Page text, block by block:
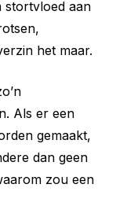
stortvloed aan
het maar.
Als er een
gemaakt,
dan geen
zou een